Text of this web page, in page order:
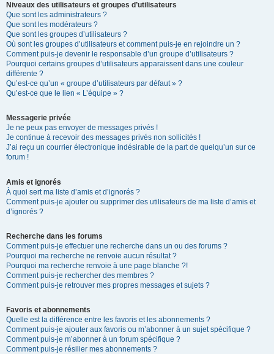
Niveaux des utilisateurs et groupes d’utilisateurs
Que sont les administrateurs ?
Que sont les modérateurs ?
Que sont les groupes d’utilisateurs ?
Où sont les groupes d’utilisateurs et comment puis-je en rejoindre un ?
Comment puis-je devenir le responsable d’un groupe d’utilisateurs ?
Pourquoi certains groupes d’utilisateurs apparaissent dans une couleur
différente ?
Qu’est-ce qu’un « groupe d’utilisateurs par défaut » ?
Qu’est-ce que le lien « L’équipe » ?
Messagerie privée
Je ne peux pas envoyer de messages privés !
Je continue à recevoir des messages privés non sollicités !
J’ai reçu un courrier électronique indésirable de la part de quelqu’un sur ce
forum !
Amis et ignorés
À quoi sert ma liste d’amis et d’ignorés ?
Comment puis-je ajouter ou supprimer des utilisateurs de ma liste d’amis et
d’ignorés ?
Recherche dans les forums
Comment puis-je effectuer une recherche dans un ou des forums ?
Pourquoi ma recherche ne renvoie aucun résultat ?
Pourquoi ma recherche renvoie à une page blanche ?!
Comment puis-je rechercher des membres ?
Comment puis-je retrouver mes propres messages et sujets ?
Favoris et abonnements
Quelle est la différence entre les favoris et les abonnements ?
Comment puis-je ajouter aux favoris ou m’abonner à un sujet spécifique ?
Comment puis-je m’abonner à un forum spécifique ?
Comment puis-je résilier mes abonnements ?